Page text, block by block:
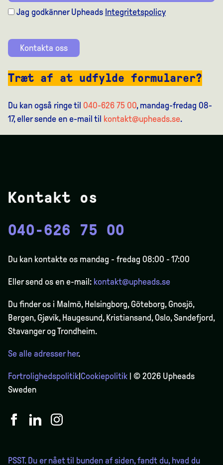
Jag godkänner Upheads Integritetspolicy
Kontakta oss
Træt af at udfylde formularer?
Du kan også ringe til 040-626 75 00, mandag-fredag 08-
17, eller sende en e-mail til kontakt@upheads.se.
Kontakt os
040-626 75 00
Du kan kontakte os mandag - fredag 08:00 - 17:00
Eller send os en e-mail: kontakt@upheads.se
Du finder os i Malmö, Helsingborg, Göteborg, Gnosjö,
Bergen,Gjøvik, Haugesund, Kristiansand, Oslo, Sandefjord,
Stavanger og Trondheim.
Se alle adresser her.
Fortrolighedspolitik Cookiepolitik | © 2026 Upheads
Sweden
PSST. Du er nået til bunden af siden, fandt du, hvad du